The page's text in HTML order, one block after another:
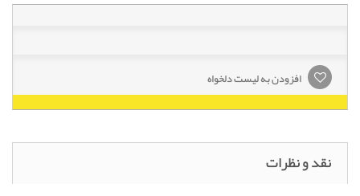
افزودن به لیست دلخواه
نقد و نظرات